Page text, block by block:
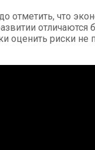
отметить, что
отличаются
оценить риски не